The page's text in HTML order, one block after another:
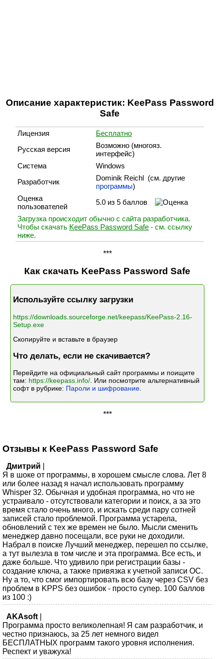
Описание характеристик: KeePass Password
Safe
Лицензия
Бесплатно
Русская версия
Возможно (многояз.
интерфейс)
Система
Windows
Разработчик
Dominik Reichl (cм. другие
программы)
Оценка
пользователей
5.0 из 5 баллов
Загрузка происходит обычно с сайта разработчика.
Чтобы скачать KeePass Password Safe - см. ссылку
ниже.
***
Как скачать KeePass Password Safe
Используйте ссылку загрузки
https://downloads.sourceforge.net/keepass/KeePass-2.16-
Setup.exe
Скопируйте и вставьте в браузер
Что делать, если не скачивается?
Перейдите на официальный сайт программы и поищите
там: https://keepass.info/. Или посмотрите альтернативный
софт в рубрике: Пароли и шифрование.
***
Отзывы к KeePass Password Safe
Дмитрий
Я в шоке от программы, в хорошем смысле слова. Лет 8
или более назад я начал использовать программу
Whisper 32. Обычная и удобная программа, но что не
устраивало - отсутствовали категории и поиск, а за это
время стало очень много, и искать среди пару сотней
записей стало проблемой. Программа устарела,
обновлений с тех же времен не было. Мысли сменить
менеджер давно посещали, все руки не доходили.
Набрал в поиске Лучший менеджер, перешел по ссылке,
а тут вылезла в том числе и эта программа. Все есть, и
даже больше. Что удивило при регистрации базы -
создание ключа, а также привязка к учетной записи ОС.
Ну а то, что смог импортировать всю базу через CSV без
проблем в KPPS без ошибок - просто супер. 100 баллов
из 100 :)
AKAsoft|
Программа просто великолепная! Я сам разработчик, и
честно признаюсь, за 25 лет немного видел
БЕСПЛАТНЫХ программ такого уровня исполнения.
Респект и уважуха!